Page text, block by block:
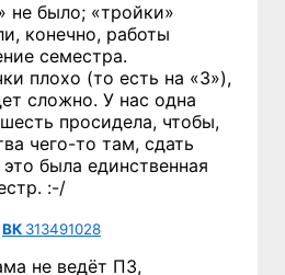
не было; «тройки»
конечно, работы
семестра.
плохо (то есть на «3»),
сложно. У нас одна
просидела, чтобы,
чего-то там, сдать
была единственная
:-/
ВК 313491028
не ведёт ПЗ,